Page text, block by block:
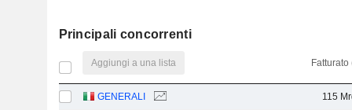
Principali concorrenti
Aggiungi a una lista Fatturato
GENERALI 115